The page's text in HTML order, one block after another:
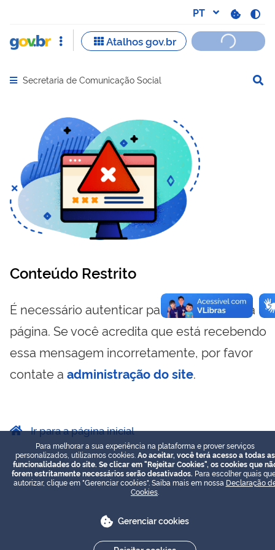
Abrir menu principal de navegação
Secretaria de Comunicação Social
Conteúdo Restrito
É necessário autenticar para visualizar essa
página. Se você acredita que está recebendo
essa mensagem incorretamente, por favor
contate a administração do site.
Ir para a página inicial
Para melhorar a sua experiência na plataforma e prover serviços
personalizados, utilizamos cookies. Ao aceitar, você terá acesso a todas as
funcionalidades do site. Se clicar em "Rejeitar Cookies", os cookies que
forem estritamente necessários serão desativados. Para escolher quais
autorizar, clique em "Gerenciar cookies". Saiba mais em nossa Declaração
Cookies
Gerenciar cookies